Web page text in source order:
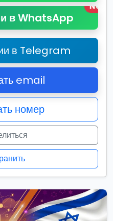
в WhatsApp
New
в Telegram
email
номер